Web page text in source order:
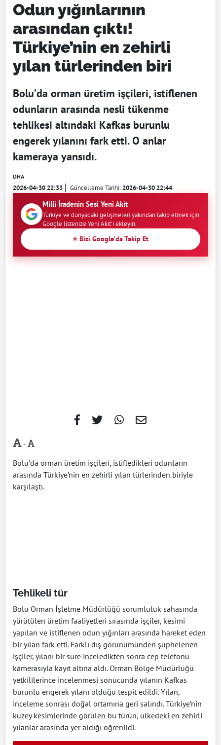
Odun yığınlarının
arasından çıktı!
Türkiye’nin en zehirli
yılan türlerinden biri
Bolu’da orman üretim işçileri, istiflenen
odunların arasında nesli tükenme
tehlikesi altındaki Kafkas burunlu
engerek yılanını fark etti. O anlar
kameraya yansıdı.
DHA
2026-04-30 22:33 Güncelleme Tarihi:2026-04-30 22:44
Milli İradenin Sesi Yeni Akit
Türkiye ve dünyadaki gelişmeleri yakından takip etmek için
Google listenize Yeni Akit'i ekleyin.
⭐ Bizi Google'da Takip Et
-
Bolu’da orman üretim işçileri, istifledikleri odunların
arasında Türkiye’nin en zehirli yılan türlerinden biriyle
karşılaştı.
Tehlikeli tür
Bolu Orman İşletme Müdürlüğü sorumluluk sahasında
yürütülen üretim faaliyetleri sırasında işçiler, kesimi
yapılan ve istiflenen odun yığınları arasında hareket eden
bir yılan fark etti. Farklı dış görünümünden şüphelenen
işçiler, yılanı bir süre inceledikten sonra cep telefonu
kamerasıyla kayıt altına aldı. Orman Bölge Müdürlüğü
yetkililerince incelenmesi sonucunda yılanın Kafkas
burunlu engerek yılanı olduğu tespit edildi. Yılan,
inceleme sonrası doğal ortamına geri salındı. Türkiye’nin
kuzey kesimlerinde görülen bu türün, ülkedeki en zehirli
yılanlar arasında yer aldığı öğrenildi.